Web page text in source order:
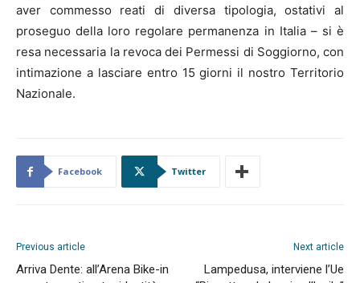
aver commesso reati di diversa tipologia, ostativi al
proseguo della loro regolare permanenza in Italia – si è
resa necessaria la revoca dei Permessi di Soggiorno, con
intimazione a lasciare entro 15 giorni il nostro Territorio
Nazionale.
Facebook Twitter
Previous article
Arriva Dente: all’Arena Bike-in
Next article
Lampedusa, interviene l’Ue